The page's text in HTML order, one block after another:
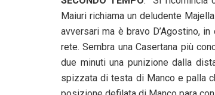
Maiuri richiama un deludente
avversari ma è bravo D’Agostino,
rete. Sembra una Casertana più
due minuti una punizione dalla
spizzata di testa di Manco e palla